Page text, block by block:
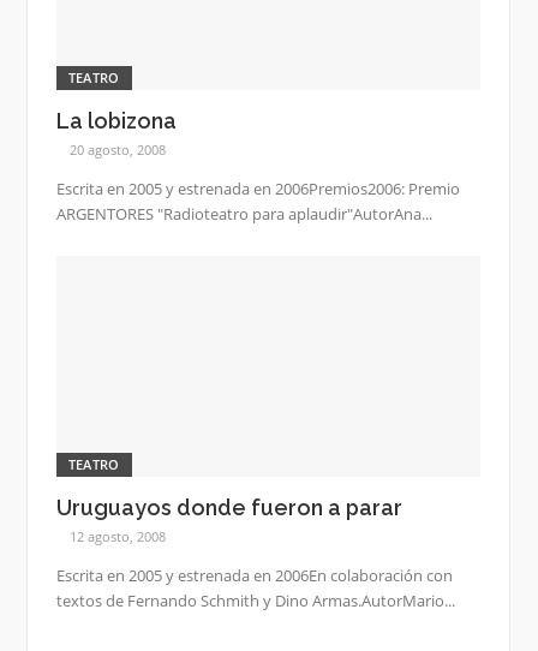
TEATRO
La lobizona
20 agosto, 2008
Escrita en 2005 y estrenada en 2006Premios2006: Premio
ARGENTORES "Radioteatro para aplaudir"AutorAna...
TEATRO
Uruguayos donde fueron a parar
12 agosto, 2008
Escrita en 2005 y estrenada en 2006En colaboración con
textos de Fernando Schmith y Dino Armas.AutorMario...